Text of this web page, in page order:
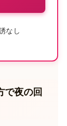
なし
で夜の回